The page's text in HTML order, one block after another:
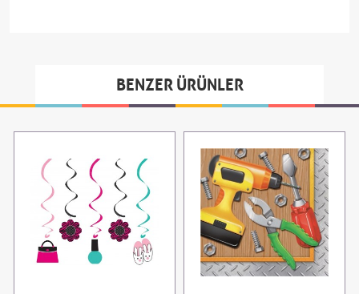
BENZER ÜRÜNLER